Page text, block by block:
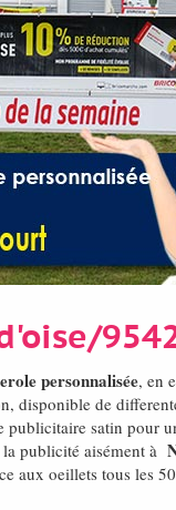
personnalisée, en
disponible de
satin pour
publicité aisément à
aux oeillets tous les